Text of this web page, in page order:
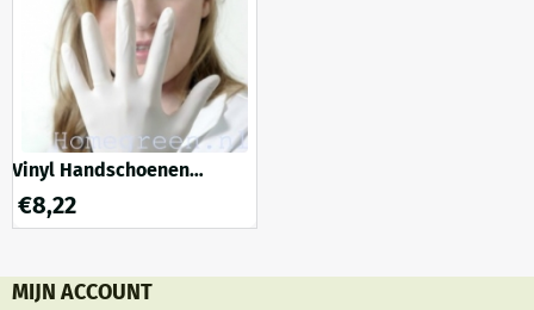
Vinyl Handschoenen
Poedervrij 100 stuks (M)
€8,22
MIJN ACCOUNT